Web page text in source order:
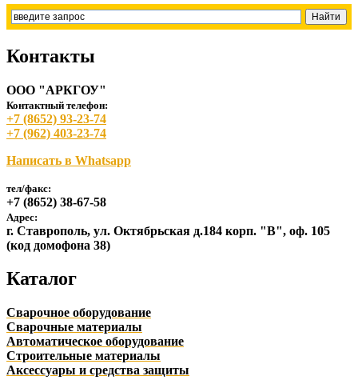
Контакты
ООО "АРКГОУ"
Контактный телефон:
+7 (8652) 93-23-74
+7 (962) 403-23-74
Написать в Whatsapp
тел/факс:
+7 (8652) 38-67-58
Адрес:
г. Ставрополь, ул. Октябрьская д.184 корп. "В", оф. 105
(код домофона 38)
Каталог
Сварочное оборудование
Сварочные материалы
Автоматическое оборудование
Строительные материалы
Аксессуары и средства защиты